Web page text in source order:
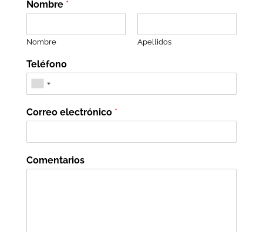
Nombre *
Nombre Apellidos
Teléfono
Correo electrónico *
Comentarios